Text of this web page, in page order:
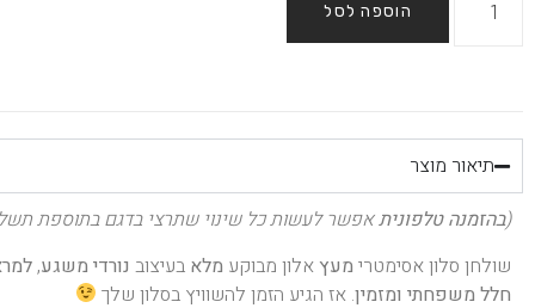
הוספה לסל
תיאור מוצר
(בהזמנה טלפוניתאפשר לעשות כל שינוי שתרצי בדגם בתוספת
שולחן סלון אסימטרי מעץאלון מבוקע מלא בעיצוב נורדי משגע,
חלל משפחתי ומזמין. אז הגיע הזמן להשוויץ בסלון שלך